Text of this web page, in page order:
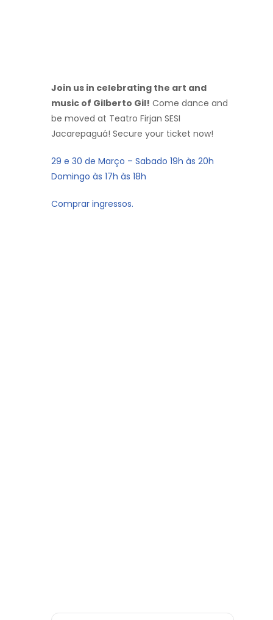
Join us in celebrating the art and
music of Gilberto Gil! Come dance and
be moved at Teatro Firjan SESI
Jacarepaguá! Secure your ticket now!
29 e 30 de Março – Sabado 19h às 20h
Domingo às 17h às 18h
Comprar ingressos.